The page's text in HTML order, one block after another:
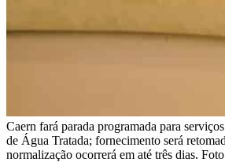
Caern fará parada programada para
de Água Tratada; fornecimento será
normalização ocorrerá em até três dias.